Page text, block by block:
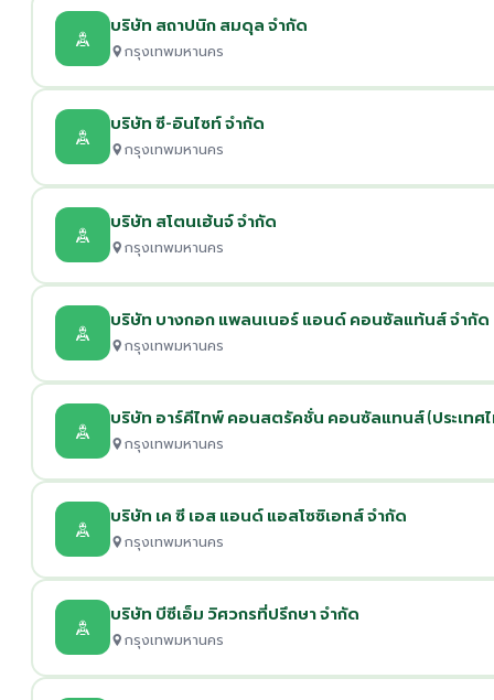
บริษัท สถาปนิก สมดุล จำกัด
กรุงเทพมหานคร
บริษัท ซี-อินไซท์ จำกัด
กรุงเทพมหานคร
บริษัท สโตนเฮ้นจ์ จำกัด
กรุงเทพมหานคร
บริษัท บางกอก แพลนเนอร์ แอนด์ คอนซัลแท้นส์ จำกัด
กรุงเทพมหานคร
บริษัท อาร์คีไทพ์ คอนสตรัคชั่น คอนซัลแทนส์ (ประเทศ
กรุงเทพมหานคร
บริษัท เค ซี เอส แอนด์ แอสโซซิเอทส์ จำกัด
กรุงเทพมหานคร
บริษัท บีซีเอ็ม วิศวกรที่ปรึกษา จำกัด
กรุงเทพมหานคร